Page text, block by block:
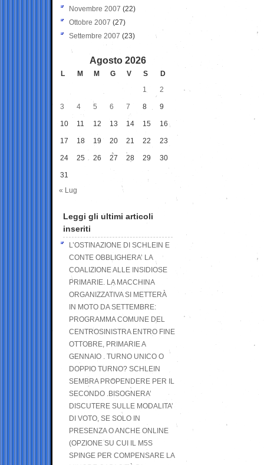
Novembre 2007 (22)
Ottobre 2007 (27)
Settembre 2007 (23)
Agosto 2026
L M M G V S
D
1
2
3 4 5 6 7 8 9
10 11 12 13 14 15 16
17 18 19 20 21 22 23
24 25 26 27 28 29 30
31
« Lug
Leggi gli ultimi articoli
inseriti
L’OSTINAZIONE DI SCHLEIN E
CONTE OBBLIGHERA’ LA
COALIZIONE ALLE INSIDIOSE
PRIMARIE. LA MACCHINA
ORGANIZZATIVA SI METTERÀ
IN MOTO DA SETTEMBRE:
PROGRAMMA COMUNE DEL
CENTROSINISTRA ENTRO FINE
OTTOBRE, PRIMARIE A
GENNAIO . TURNO UNICO O
DOPPIO TURNO? SCHLEIN
SEMBRA PROPENDERE PER IL
SECONDO .BISOGNERA’
DISCUTERE SULLE MODALITA’
DI VOTO, SE SOLO IN
PRESENZA O ANCHE ONLINE
(OPZIONE SU CUI IL M5S
SPINGE PER COMPENSARE LA